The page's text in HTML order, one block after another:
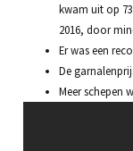
kwam uit op
2016, door
Er was een
De
Meer schepen